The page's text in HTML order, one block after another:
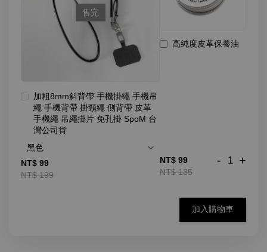
售完
加粗8mm斜背帶 手機掛繩 手機吊
繩 手機背帶 掛頸繩 側背帶 皮革
手機繩 吊繩掛片 免孔掛 SpoM 台
灣公司貨
NT$ 99
NT$ 199
高純度皮革保養油
NT$ 99
NT$ 135
- +
加入購物車